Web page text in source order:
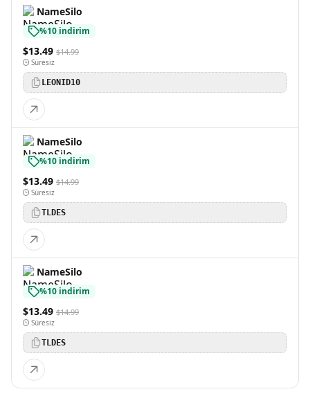
NameSilo
%10 indirim
$13.49 $14.99
Süresiz
LEONID10
NameSilo
%10 indirim
$13.49 $14.99
Süresiz
TLDES
NameSilo
%10 indirim
$13.49 $14.99
Süresiz
TLDES